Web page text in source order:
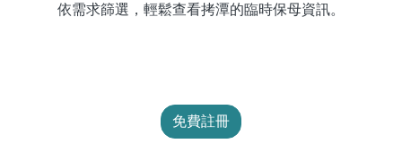
依需求篩選，輕鬆查看拷潭的臨時保母資訊。
免費註冊